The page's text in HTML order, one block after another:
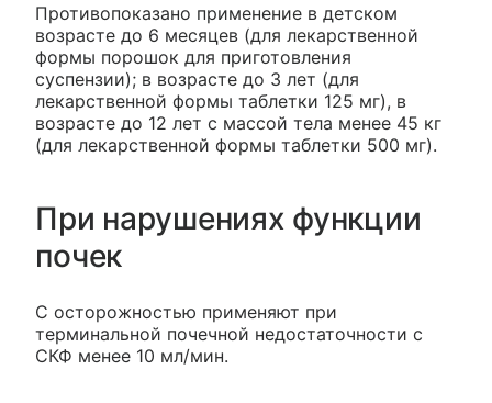
Противопоказано применение в детском
возрасте до 6 месяцев (для лекарственной
формы порошок для приготовления
суспензии); в возрасте до 3 лет (для
лекарственной формы таблетки 125 мг), в
возрасте до 12 лет с массой тела менее 45 кг
(для лекарственной формы таблетки 500 мг).
При нарушениях функции
почек
С осторожностью применяют при
терминальной почечной недостаточности с
СКФ менее 10 мл/мин.